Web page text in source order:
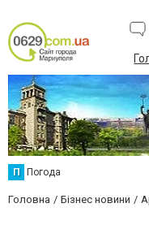
П Погода
Головна Бізнес новини